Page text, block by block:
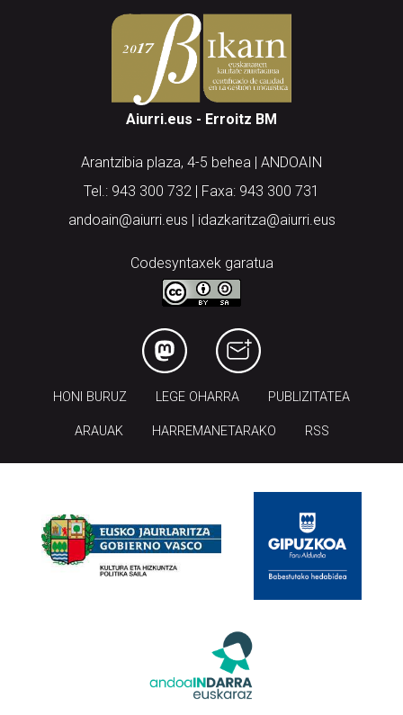
Aiurri.eus - Erroitz BM
Arantzibia plaza, 4-5 behea | ANDOAIN
Tel.: 943 300 732 | Faxa: 943 300 731
andoain@aiurri.eus | idazkaritza@aiurri.eus
Codesyntaxek garatua
HONI BURUZ LEGE OHARRA PUBLIZITATEA
ARAUAK HARREMANETARAKO RSS